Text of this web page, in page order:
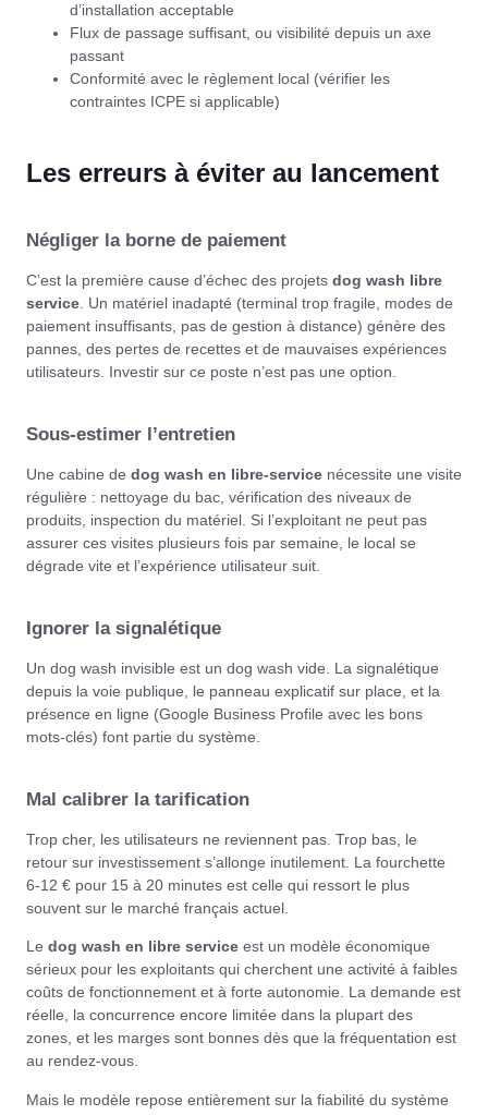
d’installation acceptable
Flux de passage suffisant, ou visibilité depuis un axe
passant
Conformité avec le règlement local (vérifier les
contraintes ICPE si applicable)
Les erreurs à éviter au lancement
Négliger la borne de paiement
C’est la première cause d’échec des projets dog wash libre
service. Un matériel inadapté (terminal trop fragile, modes de
paiement insuffisants, pas de gestion à distance) génère des
pannes, des pertes de recettes et de mauvaises expériences
utilisateurs. Investir sur ce poste n’est pas une option.
Sous-estimer l’entretien
Une cabine de dog wash en libre-service nécessite une visite
régulière : nettoyage du bac, vérification des niveaux de
produits, inspection du matériel. Si l’exploitant ne peut pas
assurer ces visites plusieurs fois par semaine, le local se
dégrade vite et l’expérience utilisateur suit.
Ignorer la signalétique
Un dog wash invisible est un dog wash vide. La signalétique
depuis la voie publique, le panneau explicatif sur place, et la
présence en ligne (Google Business Profile avec les bons
mots-clés) font partie du système.
Mal calibrer la tarification
Trop cher, les utilisateurs ne reviennent pas. Trop bas, le
retour sur investissement s’allonge inutilement. La fourchette
6-12 € pour 15 à 20 minutes est celle qui ressort le plus
souvent sur le marché français actuel.
Le dog wash en libre service est un modèle économique
sérieux pour les exploitants qui cherchent une activité à faibles
coûts de fonctionnement et à forte autonomie. La demande est
réelle, la concurrence encore limitée dans la plupart des
zones, et les marges sont bonnes dès que la fréquentation est
au rendez-vous.
Mais le modèle repose entièrement sur la fiabilité du système